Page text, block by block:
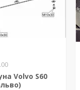
Volvo S60